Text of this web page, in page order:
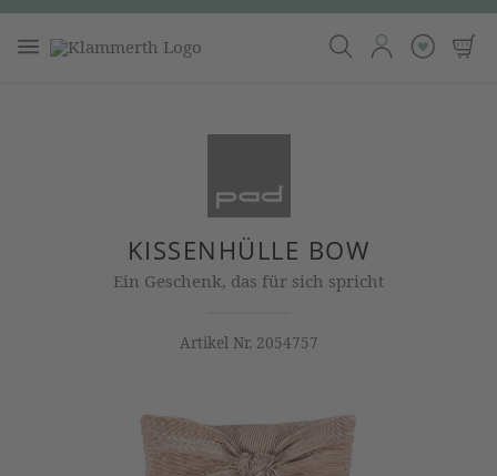
KISSENHÜLLE BOW
Ein Geschenk, das für sich spricht
Artikel Nr. 2054757